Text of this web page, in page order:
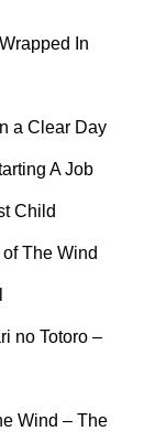
In
a Clear Day
A Job
Child
The Wind
no Totoro –
Wind – The